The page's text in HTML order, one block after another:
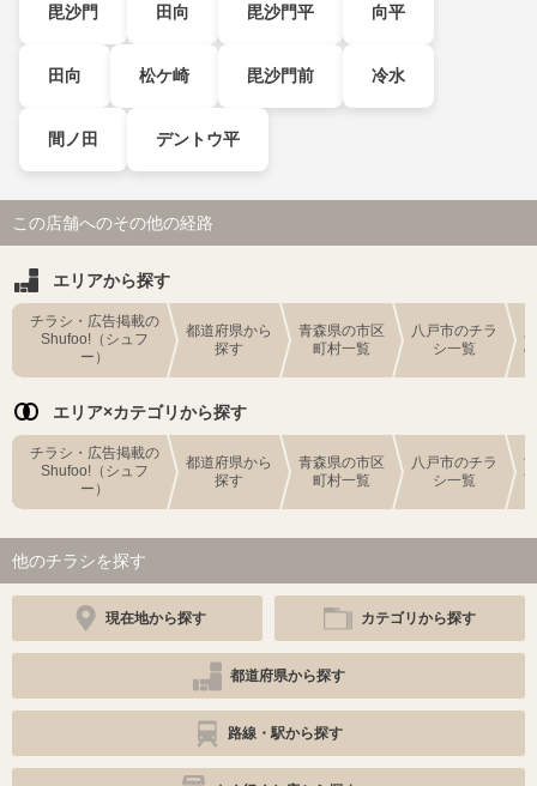
毘沙門 田向 毘沙門平 向平
田向 松ケ崎 毘沙門前 冷水
間ノ田 デントウ平
この店舗へのその他の経路
エリアから探す
チラシ・広告掲載の
Shufoo!（シュフ
ー）
都道府県から
探す
青森県の市区
町村一覧
八戸市のチラ
シ一覧
エリア×カテゴリから探す
チラシ・広告掲載の
Shufoo!（シュフ
ー）
都道府県から
探す
青森県の市区
町村一覧
八戸市のチラ
シ一覧
他のチラシを探す
現在地から探す カテゴリから探す
都道府県から探す
路線・駅から探す